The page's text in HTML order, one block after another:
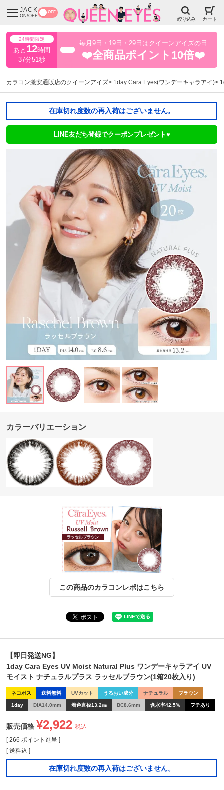
JACK
ON/OFF
OFF
絞り込み カート
24時間限定
あと 12時間
37分50秒
毎月9日・19日・29日はクイーンアイズの日
❤️全商品ポイント10倍❤️
カラコン激安通販店のクイーンアイズ 1day Cara Eyes(ワンデーキャラアイ)
在庫切れ度数の再入荷はございません。
LINE友だち登録でクーポンプレゼント♥
カラーバリエーション
この商品のカラコンレポはこちら
【即日発送NG】
1day Cara Eyes UV Moist Natural Plus ワンデーキャラアイ UV
モイスト ナチュラルプラス ラッセルブラウン(1箱20枚入り)
ネコポス 送料無料 UVカット うるおい成分 ナチュラル ブラウン
1day DIA14.0mm 着色直径13.2㎜ BC8.6mm 含水率42.5% フチあり
販売価格 ¥2,922 税込
[ 266 ポイント進呈 ]
送料込
在庫切れ度数の再入荷はございません。